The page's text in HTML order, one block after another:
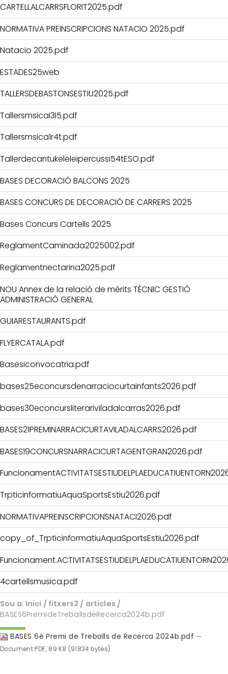
CARTELLALCARRSFLORIT2025.pdf
NORMATIVA PREINSCRIPCIONS NATACIO 2025.pdf
Natacio 2025.pdf
ESTADES25web
TALLERSDEBASTONSESTIU2025.pdf
TallersmsicaI3I5.pdf
Tallersmsica1r4t.pdf
Tallerdecantukeleleipercussi54tESO.pdf
BASES DECORACIÓ BALCONS 2025
BASES CONCURS DE DECORACIÓ DE CARRERS 2025
Bases Concurs Cartells 2025
ReglamentCaminada2025002.pdf
Reglamentnectarina2025.pdf
NOU Annex de la relació de mèrits TÈCNIC GESTIÓ
ADMINISTRACIÓ GENERAL
GUIARESTAURANTS.pdf
FLYERCATALA.pdf
Basesiconvocatria.pdf
bases25econcursdenarraciocurtainfants2026.pdf
bases30econcursliterariviladalcarras2026.pdf
BASES21PREMINARRACICURTAVILADALCARRS2026.pdf
BASES19CONCURSNARRACICURTAGENTGRAN2026.pdf
TrpticinformatiuAquaSportsEstiu2026.pdf
NORMATIVAPREINSCRIPCIONSNATACI2026.pdf
copy_of_TrpticinformatiuAquaSportsEstiu2026.pdf
4cartellsmusica.pdf
Sou a: Inici / fitxers2 / articles /
BASES6PremideTreballsdeRecerca2024b.pdf
BASES 6è Premi de Treballs de Recerca 2024b.pdf —
Document PDF, 89 KB (91834 bytes)